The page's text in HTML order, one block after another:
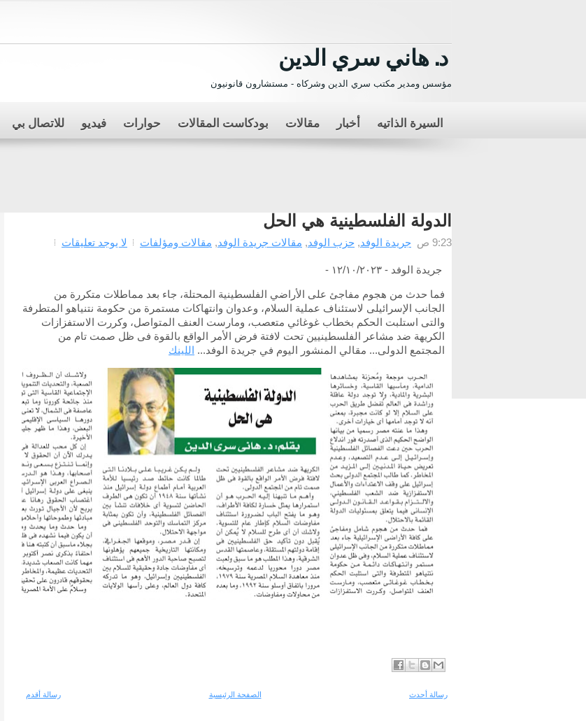
د. هاني سري الدين
مؤسس ومدير مكتب سري الدين وشركاه - مستشارون قانونيون
السيرة الذاتيه أخبار مقالات بودكاست المقالات حوارات فيديو للاتصال بي
الدولة الفلسطينية هي الحل
9:23 ص جريدة الوفد, حزب الوفد, مقالات جريدة الوفد, مقالات ومؤلفات لا يوجد تعليقات
جريدة الوفد - ١٢/١٠/٢٠٢٣ -
فما حدث من هجوم مفاجئ على الأراضي الفلسطينية المحتلة، جاء بعد مماطلات متكررة من
الجانب الإسرائيلى لاستئناف عملية السلام، وعدوان وانتهاكات مستمرة من حكومة نتنياهو المتطرفة
والتى استلبت الحكم بخطاب غوغائي متعصب، ومارست العنف المتواصل، وكررت الاستفزازات
الكريهة ضد مشاعر الفلسطينيين تحت لافتة فرض الأمر الواقع بالقوة فى ظل صمت تام من
المجتمع الدولى... مقالي المنشور اليوم في جريدة الوفد... اللينك
رسالة أحدث رسالة أقدم الصفحة الرئيسية